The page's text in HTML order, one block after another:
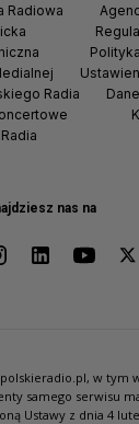
nas na
Radiowa
Radia
w tym
samego serwisu
Ustawy z dnia 4